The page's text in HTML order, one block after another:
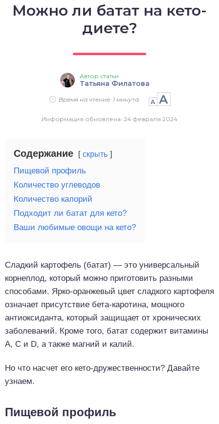
Можно ли батат на кето-
диете?
Автор статьи
Татьяна Филатова
Время на чтение: 1 минута А А
Информация обновлена: 24 февраля 2024
Содержание скрыть
Пищевой профиль
Количество углеводов
Количество калорий
Подходит ли батат для кето?
Ваши любимые овощи на кето?
Сладкий картофель (батат) — это универсальный
корнеплод, который можно приготовить разными
способами. Ярко-оранжевый цвет сладкого картофеля
означает присутствие бета-каротина, мощного
антиоксиданта, который защищает от хронических
заболеваний. Кроме того, батат содержит витамины
А, С и D, а также магний и калий.
Но что насчет его кето-дружественности? Давайте
узнаем.
Пищевой профиль
выпечка